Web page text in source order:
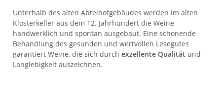
Unterhalb des alten Abteihofgebäudes werden im alten
Klosterkeller aus dem 12. Jahrhundert die Weine
handwerklich und spontan ausgebaut. Eine schonende
Behandlung des gesunden und wertvollen Lesegutes
garantiert Weine, die sich durchexzellente Qualität und
Langlebigkeit auszeichnen.